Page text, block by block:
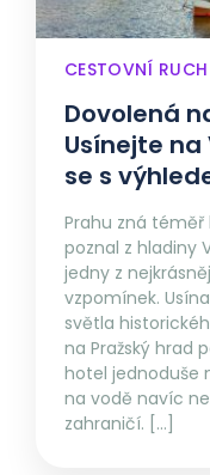
CESTOVNÍ RUCH
Dovolená
Usínejte
se s
Prahu zná téměř
poznal z hladiny
jedny z
vzpomínek.
světla
na Pražský hrad
hotel jednoduše
na vodě navíc
zahraničí. […]